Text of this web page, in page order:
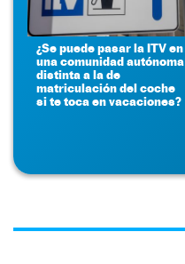
¿Se puede pasar la ITV en
una comunidad autónoma
distinta a la de
matriculación del coche
si te toca en vacaciones?